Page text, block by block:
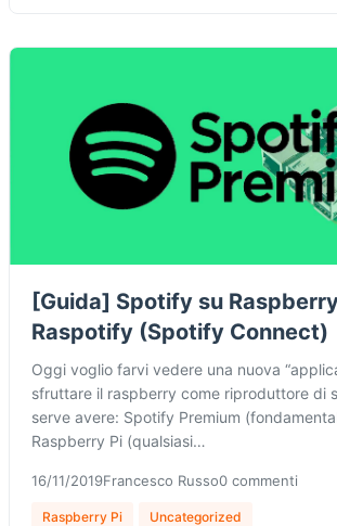
[Guida] Spotify su
Raspotify (Spotify Connect)
Oggi voglio farvi vedere una nuova
sfruttare il raspberry come riproduttore di
serve avere: Spotify Premium
Raspberry Pi (qualsiasi…
16/11/2019Francesco Russo0 commenti
Raspberry Pi Uncategorized